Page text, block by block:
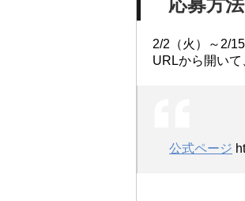
応募方法
2/2（火）～2/
URLから開いて
公式ページ